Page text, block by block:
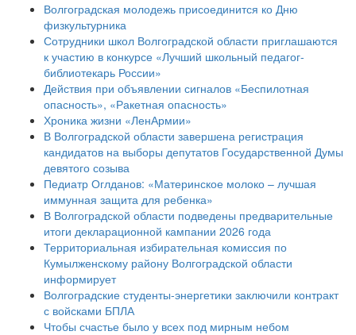
Волгоградская молодежь присоединится ко Дню
физкультурника
Сотрудники школ Волгоградской области приглашаются
к участию в конкурсе «Лучший школьный педагог-
библиотекарь России»
Действия при объявлении сигналов «Беспилотная
опасность», «Ракетная опасность»
Хроника жизни «ЛенАрмии»
В Волгоградской области завершена регистрация
кандидатов на выборы депутатов Государственной Думы
девятого созыва
Педиатр Оглданов: «Материнское молоко – лучшая
иммунная защита для ребенка»
В Волгоградской области подведены предварительные
итоги декларационной кампании 2026 года
Территориальная избирательная комиссия по
Кумылженскому району Волгоградской области
информирует
Волгоградские студенты-энергетики заключили контракт
с войсками БПЛА
Чтобы счастье было у всех под мирным небом